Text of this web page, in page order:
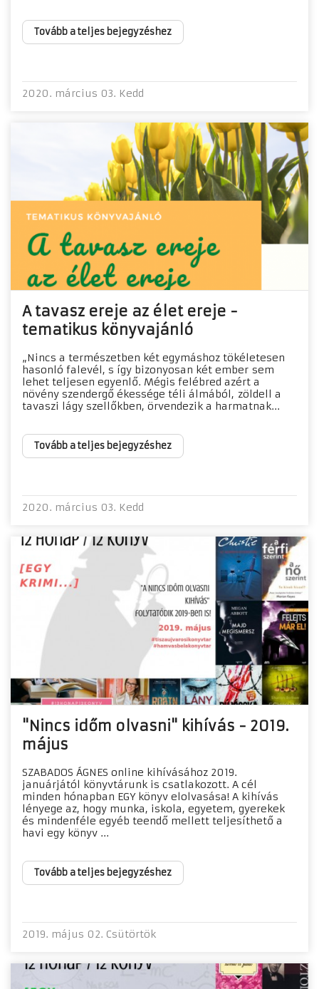
Tovább a teljes bejegyzéshez
2020. március 03. Kedd
A tavasz ereje az élet ereje -
tematikus könyvajánló
„Nincs a természetben két egymáshoz tökéletesen
hasonló falevél, s így bizonyosan két ember sem
lehet teljesen egyenlő. Mégis felébred azért a
növény szendergő ékessége téli álmából, zöldell a
tavaszi lágy szellőkben, örvendezik a harmatnak...
Tovább a teljes bejegyzéshez
2020. március 03. Kedd
"Nincs időm olvasni" kihívás - 2019.
május
SZABADOS ÁGNES online kihívásához 2019.
januárjától könyvtárunk is csatlakozott. A cél
minden hónapban EGY könyv elolvasása! A kihívás
lényege az, hogy munka, iskola, egyetem, gyerekek
és mindenféle egyéb teendő mellett teljesíthető a
havi egy könyv ...
Tovább a teljes bejegyzéshez
2019. május 02. Csütörtök